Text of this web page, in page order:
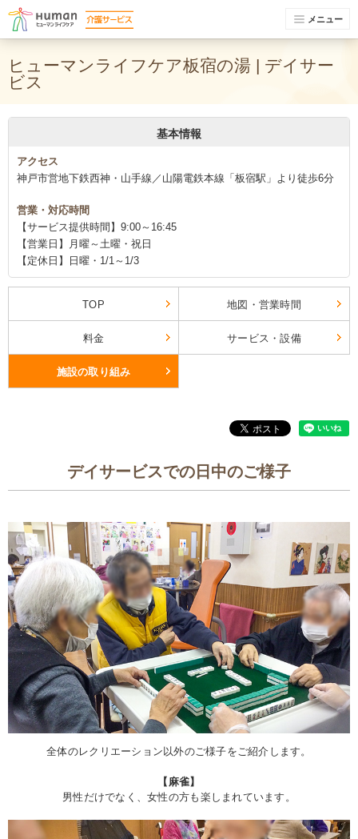
メニュー
ヒューマンライフケア板宿の湯 | デイサー
ビス
基本情報
アクセス
神戸市営地下鉄西神・山手線／山陽電鉄本線「板宿駅」より徒歩6分
営業・対応時間
【サービス提供時間】9:00～16:45
【営業日】月曜～土曜・祝日
【定休日】日曜・1/1～1/3
TOP 地図・営業時間
料金 サービス・設備
施設の取り組み
デイサービスでの日中のご様子
全体のレクリエーション以外のご様子をご紹介します。
【麻雀】
男性だけでなく、女性の方も楽しまれています。